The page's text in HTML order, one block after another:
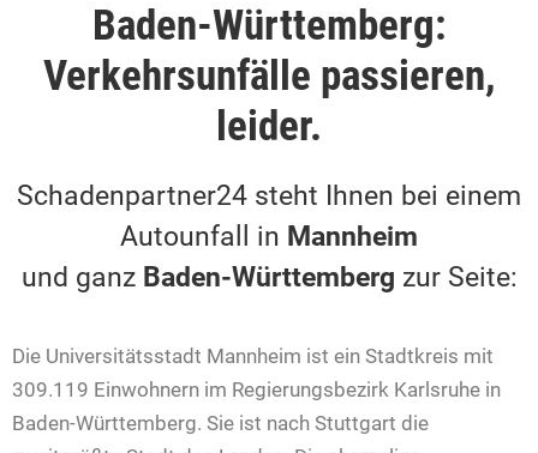
Baden-Württemberg:
Verkehrsunfälle passieren,
leider.
Schadenpartner24 steht Ihnen bei einem
Autounfall in Mannheim
und ganz Baden-Württemberg zur Seite:
Die Universitätsstadt Mannheim ist ein Stadtkreis mit
309.119 Einwohnern im Regierungsbezirk Karlsruhe in
Baden-Württemberg. Sie ist nach Stuttgart die